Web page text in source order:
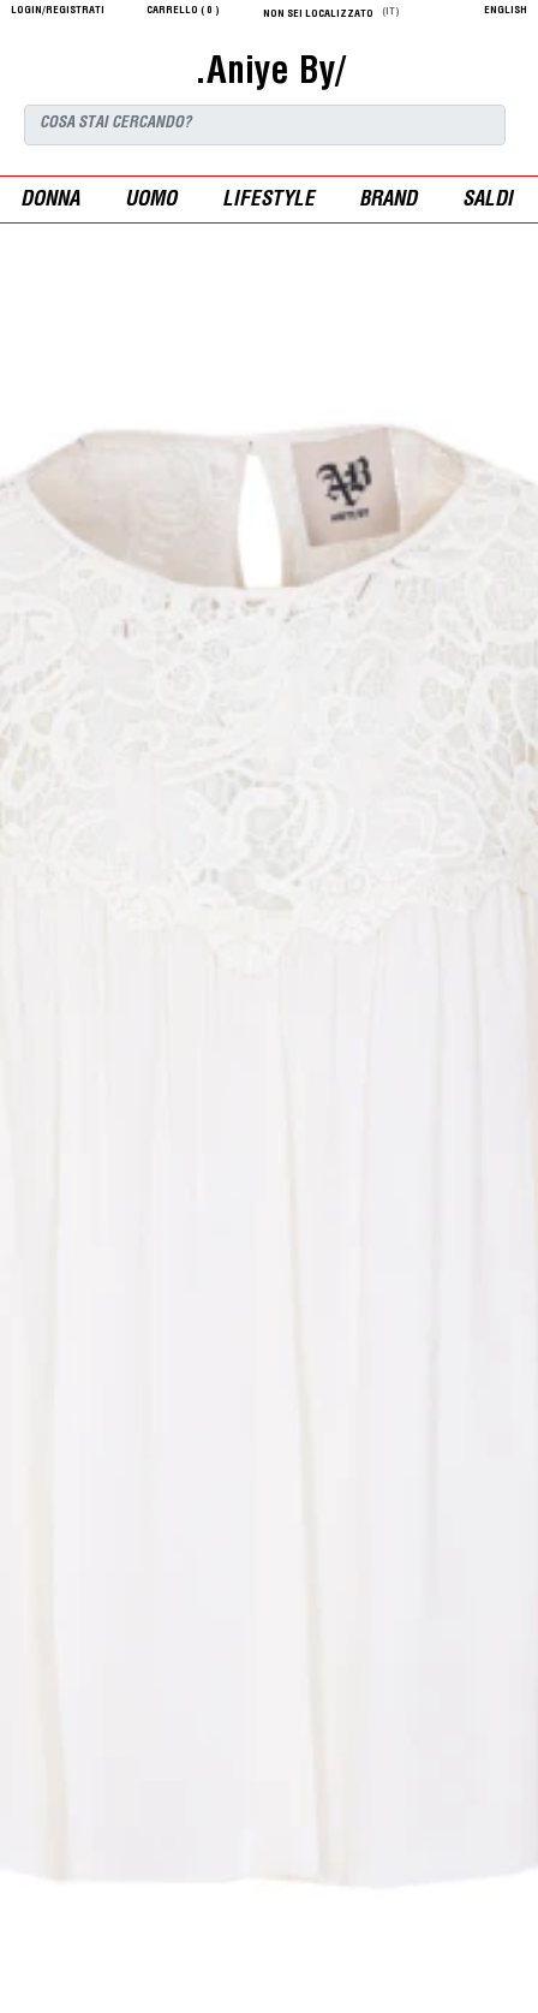
LOGIN/REGISTRATI CARRELLO ( 0 ) NON SEI LOCALIZZATO (IT) ENGLISH
.Aniye By/
DONNA UOMO LIFESTYLE BRAND SALDI